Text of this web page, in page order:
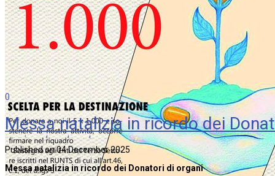
0
Messa natalizia in ricordo dei
Published on 04 December 2025
Messa natalizia in ricordo dei Donatori di organi